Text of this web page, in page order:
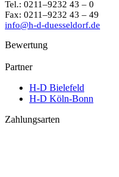
Tel.: 0211–9232 43 – 0
Fax: 0211–9232 43 – 49
info@h-d-duesseldorf.de
Bewertung
Partner
H-D Bielefeld
H-D Köln-Bonn
Zahlungsarten